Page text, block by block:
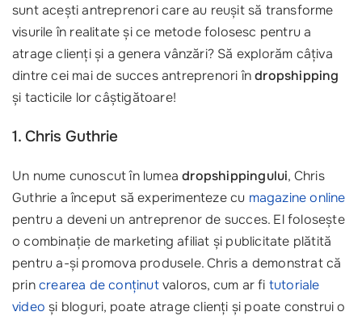
sunt acești antreprenori care au reușit să transforme
visurile în realitate și ce metode folosesc pentru a
atrage clienți și a genera vânzări? Să explorăm câțiva
dintre cei mai de succes antreprenori îndropshipping
și tacticile lor câștigătoare!
1. Chris Guthrie
Un nume cunoscut în lumeadropshippingului, Chris
Guthrie a început să experimenteze cu magazine online
pentru a deveni un antreprenor de succes. El folosește
o combinație de marketing afiliat și publicitate plătită
pentru a-și promova produsele. Chris a demonstrat că
princrearea de conținutvaloros, cum ar fi tutoriale
video și bloguri, poate atrage clienți și poate construi o